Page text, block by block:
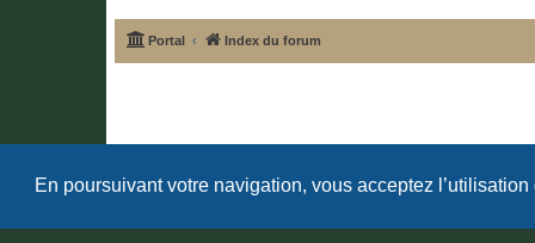
En poursuivant votre navigation, vous acceptez l’utilisation
Portal Index du forum